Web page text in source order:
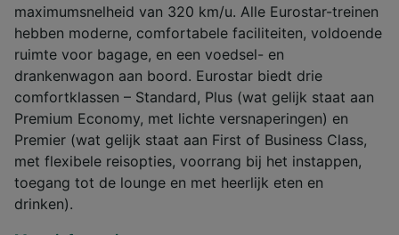
maximumsnelheid van 320 km/u. Alle Eurostar-treinen
hebben moderne, comfortabele faciliteiten, voldoende
ruimte voor bagage, en een voedsel- en
drankenwagon aan boord. Eurostar biedt drie
comfortklassen – Standard, Plus (wat gelijk staat aan
Premium Economy, met lichte versnaperingen) en
Premier (wat gelijk staat aan First of Business Class,
met flexibele reisopties, voorrang bij het instappen,
toegang tot de lounge en met heerlijk eten en
drinken).